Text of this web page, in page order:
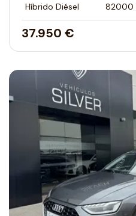
Híbrido Diésel 82000
37.950 €